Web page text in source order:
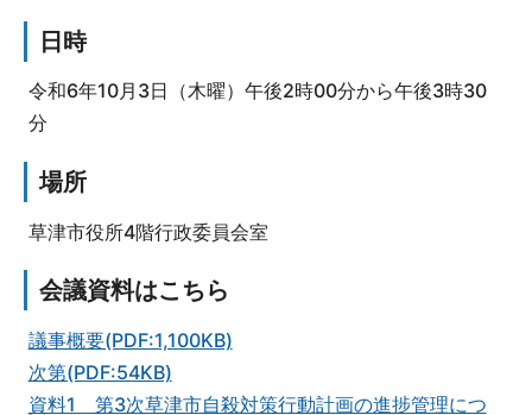
日時
令和6年10月3日（木曜）午後2時00分から午後3時30
分
場所
草津市役所4階行政委員会室
会議資料はこちら
議事概要(PDF:1,100KB)
次第(PDF:54KB)
資料1 第3次草津市自殺対策行動計画の進捗管理につ